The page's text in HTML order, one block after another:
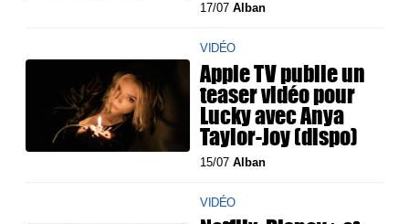
17/07Alban
VIDÉO
Apple TV publie un
teaser vidéo pour
Lucky avec Anya
Taylor-Joy (dispo)
15/07Alban
VIDÉO